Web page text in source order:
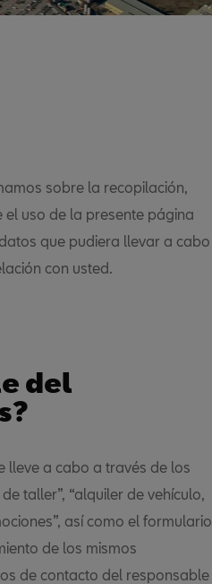
sobre la recopilación,
el uso de la presente página
que pudiera llevar a cabo
con usted.
del
lleve a cabo a través de los
taller”, “alquiler de vehículo,
así como el formulario
de los mismos
de contacto del responsable